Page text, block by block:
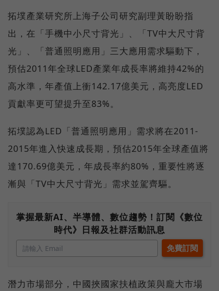
拓墣產業研究所上海子公司研究副理黃盼盼指
出，在「手機中小尺寸背光」、「TV中大尺寸背
光」、「普通照明應用」三大應用需求驅動下，
預估2011年全球LED產業年成長率將維持42%的
高水準，年產值上衝142.17億美元，高亮度LED
貢獻率更可望提升至83%。
拓墣認為LED「普通照明應用」需求將在2011-
2015年進入快速成長期，預估2015年全球產值將
達170.69億美元，年成長率約80%，重要性將逐
漸與「TV中大尺寸背光」需求並駕齊驅。
掌握最新AI、半導體、數位趨勢！訂閱《數位
時代》日報及社群活動訊息
潛力市場部分，中國挾國家扶植政策與龐大市場